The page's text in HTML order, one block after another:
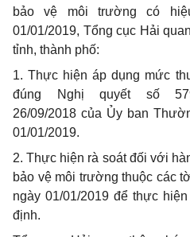
bảo vệ môi trường có
01/01/2019, Tổng cục Hải
tỉnh, thành phố:
1. Thực hiện áp dụng mức
đúng Nghị quyết số 579/
26/09/2018 của Ủy ban
01/01/2019.
2. Thực hiện rà soát đối với
bảo vệ môi trường thuộc các
ngày 01/01/2019 để thực
định.